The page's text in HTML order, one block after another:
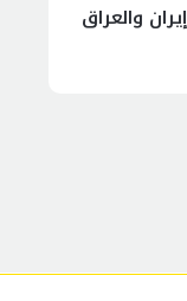
والعراق